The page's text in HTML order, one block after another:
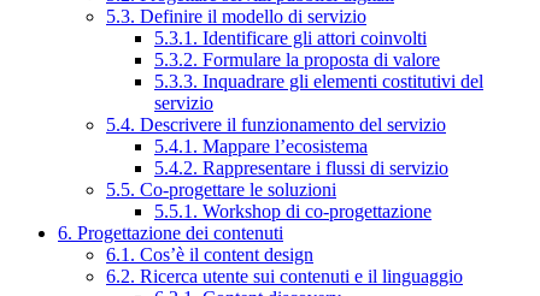
5.3. Definire il modello di servizio
5.3.1. Identificare gli attori coinvolti
5.3.2. Formulare la proposta di valore
5.3.3. Inquadrare gli elementi costitutivi del
servizio
5.4. Descrivere il funzionamento del servizio
5.4.1. Mappare l’ecosistema
5.4.2. Rappresentare i flussi di servizio
5.5. Co-progettare le soluzioni
5.5.1. Workshop di co-progettazione
6. Progettazione dei contenuti
6.1. Cos’è il content design
6.2. Ricerca utente sui contenuti e il linguaggio